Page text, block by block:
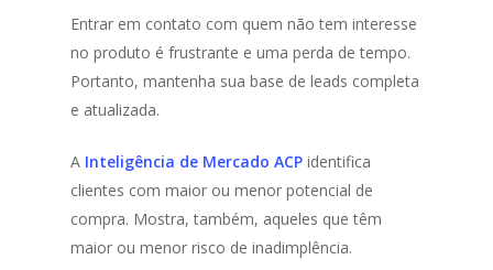
Entrar em contato com quem não tem interesse
no produto é frustrante e uma perda de tempo.
Portanto, mantenha sua base de leads completa
e atualizada.
A Inteligência de Mercado ACP identifica
clientes com maior ou menor potencial de
compra. Mostra, também, aqueles que têm
maior ou menor risco de inadimplência.